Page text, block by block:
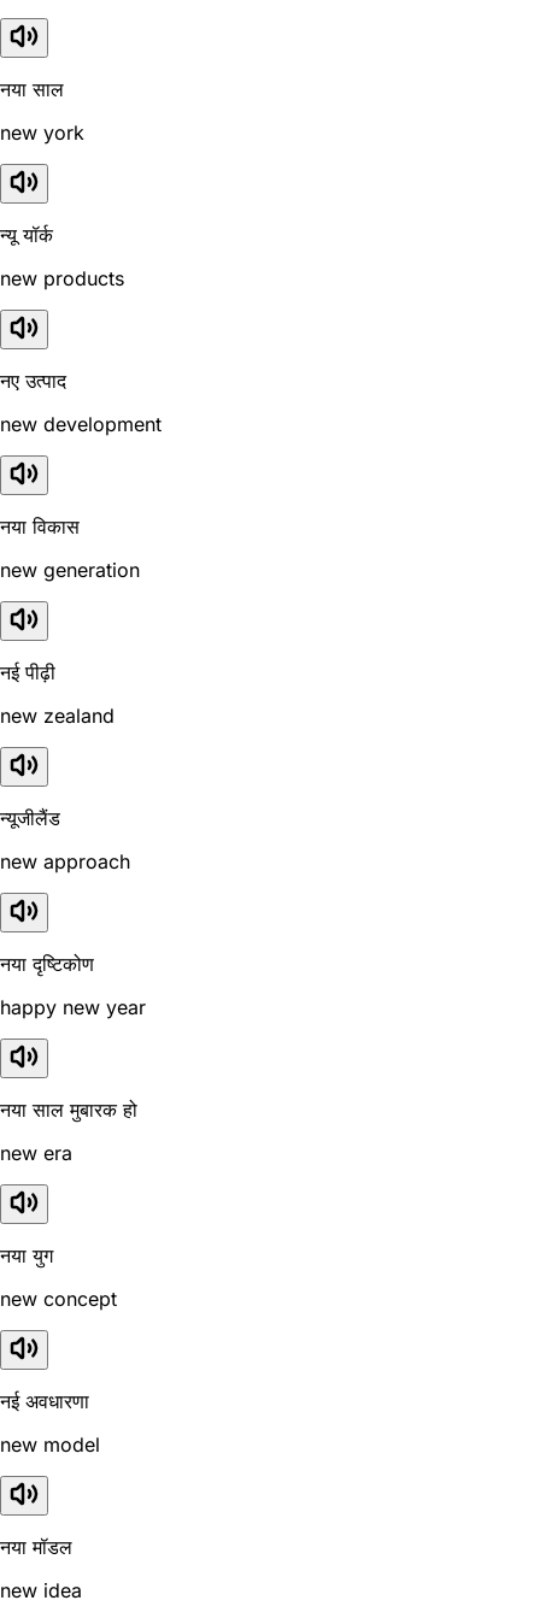
नया साल
new york
न्यू यॉर्क
new products
नए उत्पाद
new development
नया विकास
new generation
नई पीढ़ी
new zealand
न्यूजीलैंड
new approach
नया दृष्टिकोण
happy new year
नया साल मुबारक हो
new era
नया युग
new concept
नई अवधारणा
new model
नया मॉडल
new idea